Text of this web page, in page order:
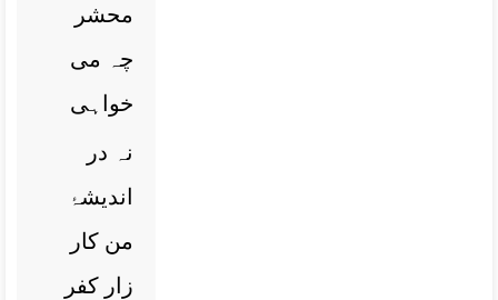
محشر
چہ می
خواہی
نہ در
اندیشۂ
من کار
زار کفر